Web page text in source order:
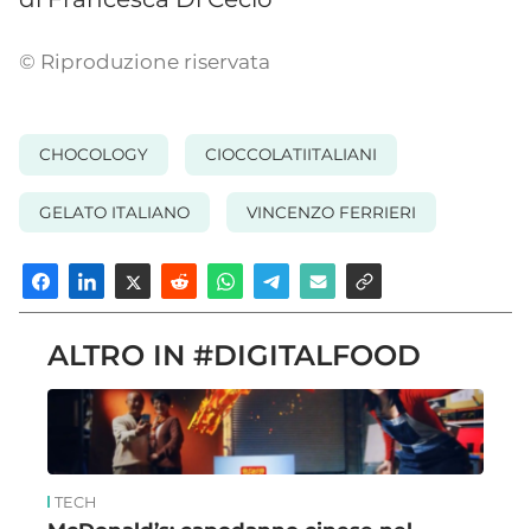
© Riproduzione riservata
CHOCOLOGY CIOCCOLATIITALIANI
GELATO ITALIANO VINCENZO FERRIERI
ALTRO IN #DIGITALFOOD
TECH